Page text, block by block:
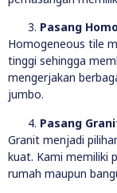
Pasang
Homogeneous tile
tinggi sehingga
mengerjakan
jumbo.
Pasang
Granit menjadi
kuat. Kami memiliki
rumah maupun